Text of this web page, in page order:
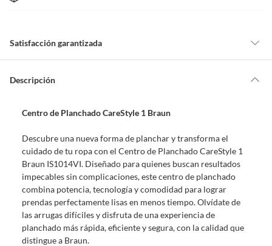
Satisfacción garantizada
de la compra.
comprado por internet y que hay ciertas categorías que no tienen este
Productos que, por su naturaleza, no puedan ser devueltos,
puedan deteriorarse o caducar con rapidez.
Confeccionados a la medida.
De uso personal.
En sodimac.cl te damos30 días desde que recibes el producto. Debe
estar en perfecto estado, con todas sus etiquetas y sin uso, tal como te lo
entregamos.
Descripción
Centro de Planchado CareStyle 1 Braun
Descubre una nueva forma de planchar y transforma el
cuidado de tu ropa con el Centro de Planchado CareStyle 1
Braun IS1014VI. Diseñado para quienes buscan resultados
impecables sin complicaciones, este centro de planchado
combina potencia, tecnología y comodidad para lograr
prendas perfectamente lisas en menos tiempo. Olvídate de
las arrugas difíciles y disfruta de una experiencia de
planchado más rápida, eficiente y segura, con la calidad que
distingue a Braun.